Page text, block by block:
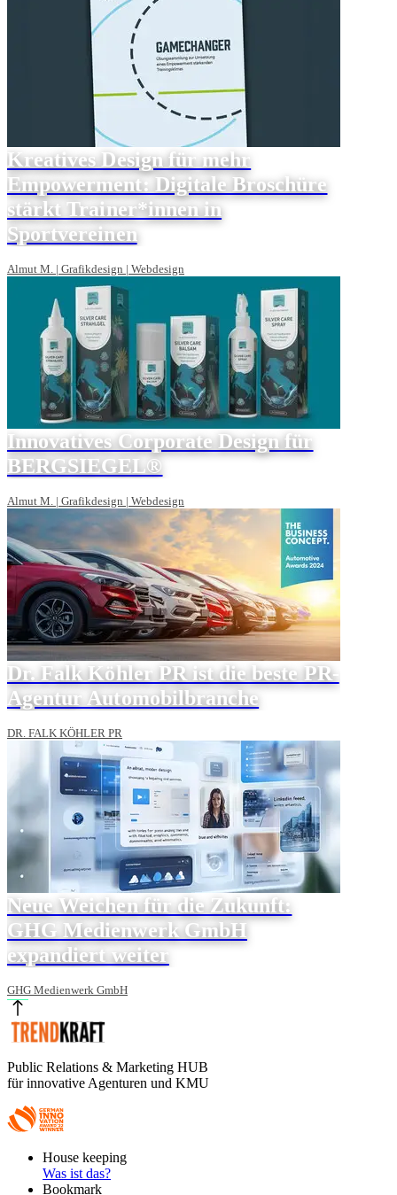
Kreatives Design für mehr
Empowerment: Digitale Broschüre
stärkt Trainer*innen in
Sportvereinen
Almut M. | Grafikdesign | Webdesign
Innovatives Corporate Design für
BERGSIEGEL®
Almut M. | Grafikdesign | Webdesign
Dr. Falk Köhler PR ist die beste PR-
Agentur Automobilbranche
DR. FALK KÖHLER PR
Neue Weichen für die Zukunft:
GHG Medienwerk GmbH
expandiert weiter
GHG Medienwerk GmbH
Public Relations & Marketing HUB
für innovative Agenturen und KMU
FooterHouse keeping
Was ist das?
Bookmark